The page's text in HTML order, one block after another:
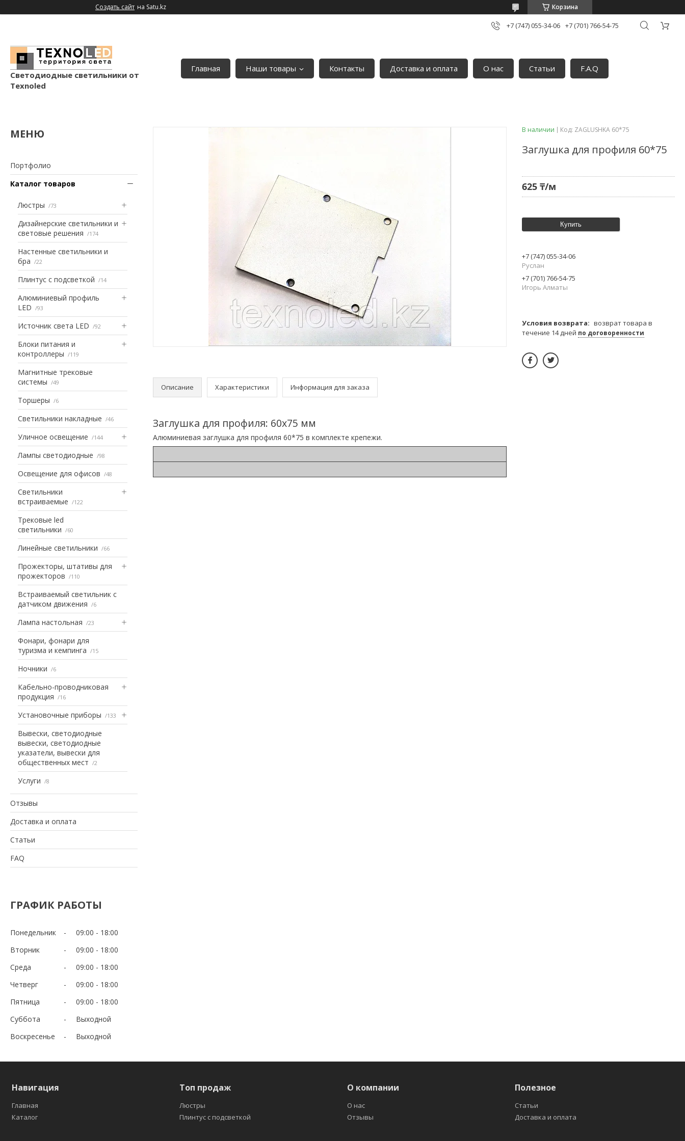
Создать сайт на Satu.kz Корзина
+7 (747) 055-34-06 +7 (701) 766-54-75
Светодиодные светильники от
Texnoled
Главная Наши товары Контакты Доставка и оплата О нас Статьи F.A.Q
Портфолио
Каталог товаров
Люстры 73
Дизайнерские светильники и
световые решения
174
Настенные светильники и
бра
22
Плинтус с подсветкой 14
Алюминиевый профиль
LED
93
Источник света LED 92
Блоки питания и
контроллеры
119
Магнитные трековые
системы
49
Торшеры 6
Светильники накладные 46
Уличное освещение 144
Лампы светодиодные 98
Освещение для офисов 48
Светильники
встраиваемые
122
Трековые led
светильники
60
Линейные светильники 66
Прожекторы, штативы для
прожекторов
110
Встраиваемый светильник с
датчиком движения
6
Лампа настольная 23
Фонари, фонари для
туризма и кемпинга
15
Ночники 6
Кабельно-проводниковая
продукция
16
Установочные приборы 133
Вывески, светодиодные
вывески, светодиодные
указатели, вывески для
общественных мест
2
Услуги 8
Отзывы
Доставка и оплата
Статьи
FAQ
ГРАФИК РАБОТЫ
Понедельник 09:00
18:00
Вторник
09:00
18:00
Среда
09:00
18:00
Четверг
09:00
18:00
Пятница
09:00
18:00
Суббота
Выходной
Воскресенье
Выходной
Описание Характеристики Информация для заказа
Заглушка для профиля: 60x75 мм
Алюминиевая заглушка для профиля 60*75 в комплекте крепежи.
В наличии Код: ZAGLUSHKA 60*75
Заглушка для профиля 60*75
625 ₸/м
Купить
+7 (747) 055-34-06
Руслан
+7 (701) 766-54-75
Игорь Алматы
возврат товара в
течение 14 дней по договоренности
Навигация
Главная
Каталог
Топ продаж
Люстры
Плинтус с подсветкой
О компании
О нас
Отзывы
Полезное
Статьи
Доставка и оплата